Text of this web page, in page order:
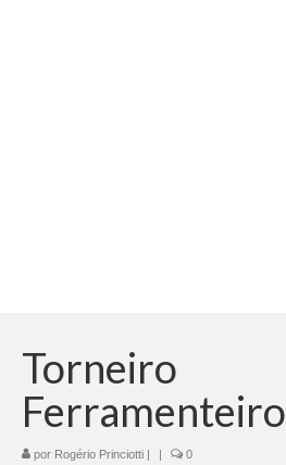
Torneiro
Ferramenteiro
por Rogério Princiotti | | 0